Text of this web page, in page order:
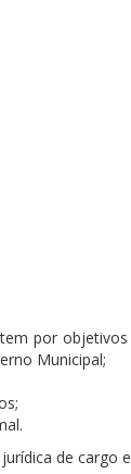
por
Municipal;
de cargo